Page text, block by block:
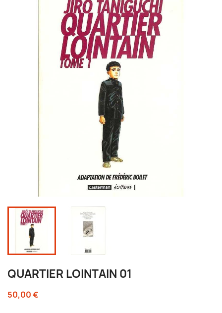
QUARTIER LOINTAIN 01
50,00 €